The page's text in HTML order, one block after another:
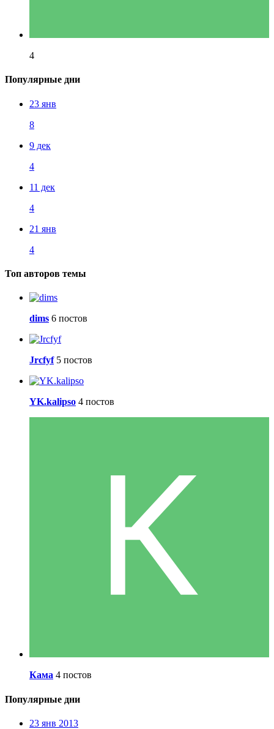
4
Популярные дни
23 янв
8
9 дек
4
11 дек
4
21 янв
4
Топ авторов темы
dims 6 постов
Jrcfyf 5 постов
YK.kalipso 4 постов
Кама 4 постов
Популярные дни
23 янв 2013